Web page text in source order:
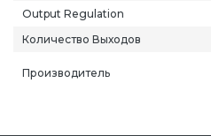
Output Regulation
Количество Выходов
Производитель
Междуреченск
Мурманск